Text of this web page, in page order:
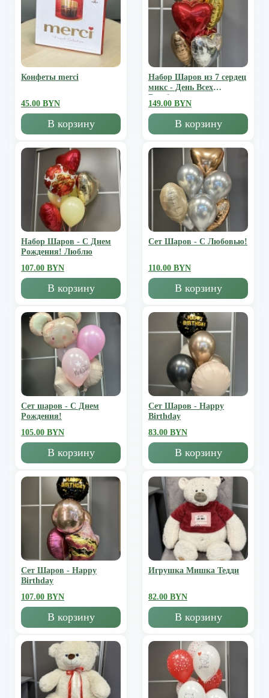
Конфеты merci
45.00 BYN
В корзину
Набор Шаров из 7 сердец
микс - День Всех
Влюбленных
149.00 BYN
В корзину
Набор Шаров - С Днем
Рождения! Люблю
107.00 BYN
В корзину
Сет Шаров - С Любовью!
110.00 BYN
В корзину
Сет шаров - С Днем
Рождения!
105.00 BYN
В корзину
Сет Шаров - Happy
Birthday
83.00 BYN
В корзину
Сет Шаров - Happy
Birthday
107.00 BYN
В корзину
Игрушка Мишка Тедди
82.00 BYN
В корзину